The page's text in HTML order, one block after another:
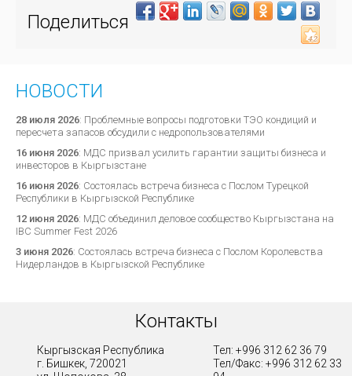
Поделиться
НОВОСТИ
28 июля 2026: Проблемные вопросы подготовки ТЭО кондиций и
пересчета запасов обсудили с недропользователями
16 июня 2026: МДС призвал усилить гарантии защиты бизнеса и
инвесторов в Кыргызстане
16 июня 2026: Состоялась встреча бизнеса с Послом Турецкой
Республики в Кыргызской Республике
12 июня 2026: МДС объединил деловое сообщество Кыргызстана на
IBC Summer Fest 2026
3 июня 2026: Состоялась встреча бизнеса с Послом Королевства
Нидерландов в Кыргызской Республике
Контакты
Кыргызская Республика
г. Бишкек, 720021
Тел: +996 312 62 36 79
Тел/Факс: +996 312 62 33